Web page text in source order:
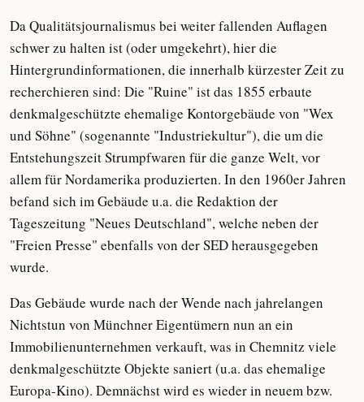
Da Qualitätsjournalismus bei weiter fallenden Auflagen
schwer zu halten ist (oder umgekehrt), hier die
Hintergrundinformationen, die innerhalb kürzester Zeit zu
recherchieren sind: Die "Ruine" ist das 1855 erbaute
denkmalgeschützte ehemalige Kontorgebäude von "Wex
und Söhne" (sogenannte "Industriekultur"), die um die
Entstehungszeit Strumpfwaren für die ganze Welt, vor
allem für Nordamerika produzierten. In den 1960er Jahren
befand sich im Gebäude u.a. die Redaktion der
Tageszeitung "Neues Deutschland", welche neben der
"Freien Presse" ebenfalls von der SED herausgegeben
wurde.
Das Gebäude wurde nach der Wende nach jahrelangen
Nichtstun von Münchner Eigentümern nun an ein
Immobilienunternehmen verkauft, was in Chemnitz viele
denkmalgeschützte Objekte saniert (u.a. das ehemalige
Europa-Kino). Demnächst wird es wieder in neuem bzw.